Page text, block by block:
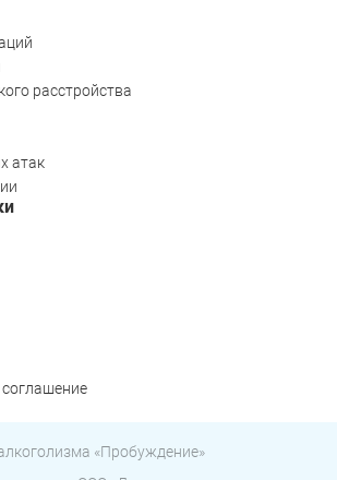
вам. Напишите мне, если у
расстройства
атак
«Пробуждение»